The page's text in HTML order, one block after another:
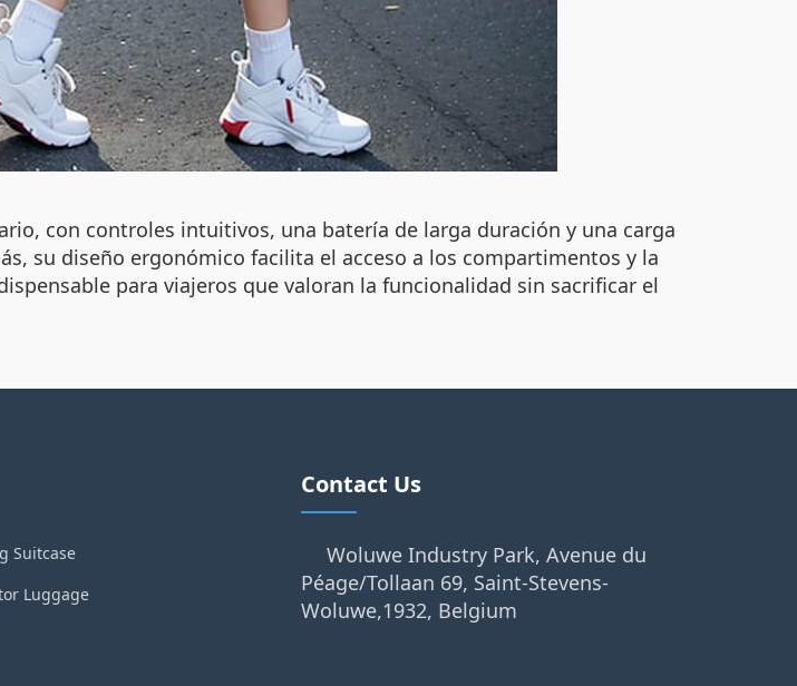
con controles intuitivos, una batería de larga duración y una carga
su diseño ergonómico facilita el acceso a los compartimentos y la
para viajeros que valoran la funcionalidad sin sacrificar el
Suitcase
Luggage
Contact Us
Woluwe Industry Park, Avenue du
Péage/Tollaan 69, Saint-Stevens-
Woluwe,1932, Belgium